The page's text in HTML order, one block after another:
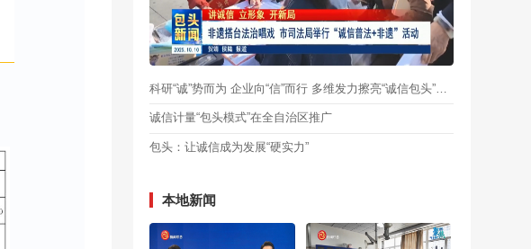
诚信计量“包头模式”在全自治区推广
包头：让诚信成为发展“硬实力”
本地新闻